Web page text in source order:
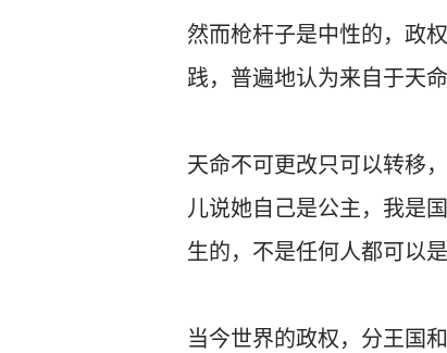
然而枪杆子是中性的，政
践，普遍地认为来自于天
天命不可更改只可以转移
儿说她自己是公主，我是
生的，不是任何人都可以是
当今世界的政权，分王国